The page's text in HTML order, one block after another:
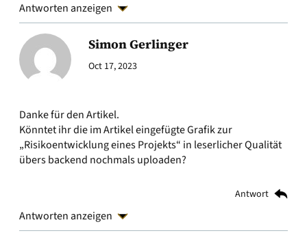
Antworten anzeigen
Simon Gerlinger
Oct 17, 2023
Danke für den Artikel.
Könntet ihr die im Artikel eingefügte Grafik zur
„Risikoentwicklung eines Projekts“ in leserlicher Qualität
übers backend nochmals uploaden?
Antwort
Antworten anzeigen